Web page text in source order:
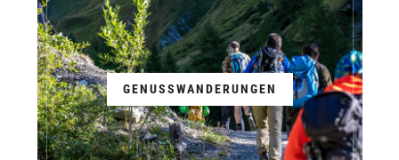
GENUSSWANDERUNGEN